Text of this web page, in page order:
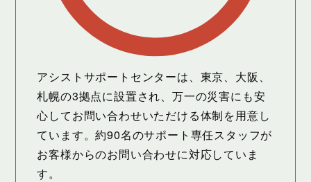
アシストサポートセンターは、東京、大阪、
札幌の3拠点に設置され、万一の災害にも安
心してお問い合わせいただける体制を用意し
ています。約90名のサポート専任スタッフが
お客様からのお問い合わせに対応していま
す。